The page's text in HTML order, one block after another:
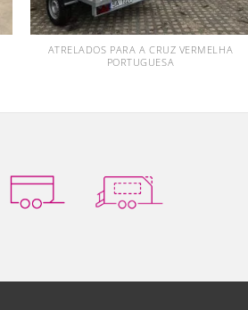
ATRELADOS PARA A CRUZ VERMELHA
PORTUGUESA